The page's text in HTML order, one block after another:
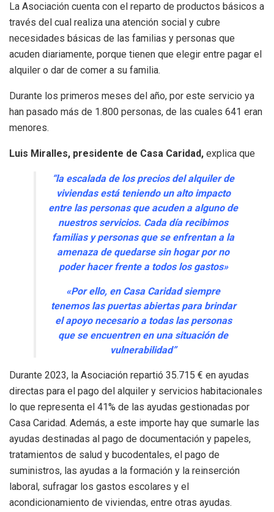
La Asociación cuenta con el reparto de productos básicos a
través del cual realiza una atención social y cubre
necesidades básicas de las familias y personas que
acuden diariamente, porque tienen que elegir entre pagar el
alquiler o dar de comer a su familia.
Durante los primeros meses del año, por este servicio ya
han pasado más de 1.800 personas, de las cuales 641 eran
menores.
Luis Miralles, presidente de Casa Caridad, explica que
“la escalada de los precios del alquiler de
viviendas está teniendo un alto impacto
entre las personas que acuden a alguno de
nuestros servicios. Cada día recibimos
familias y personas que se enfrentan a la
amenaza de quedarse sin hogar por no
poder hacer frente a todos los gastos»
«Por ello, en Casa Caridad siempre
tenemos las puertas abiertas para brindar
el apoyo necesario a todas las personas
que se encuentren en una situación de
vulnerabilidad”
Durante 2023, la Asociación repartió 35.715 € en ayudas
directas para el pago del alquiler y servicios habitacionales
lo que representa el 41% de las ayudas gestionadas por
Casa Caridad. Además, a este importe hay que sumarle las
ayudas destinadas al pago de documentación y papeles,
tratamientos de salud y bucodentales, el pago de
suministros, las ayudas a la formación y la reinserción
laboral, sufragar los gastos escolares y el
acondicionamiento de viviendas, entre otras ayudas.